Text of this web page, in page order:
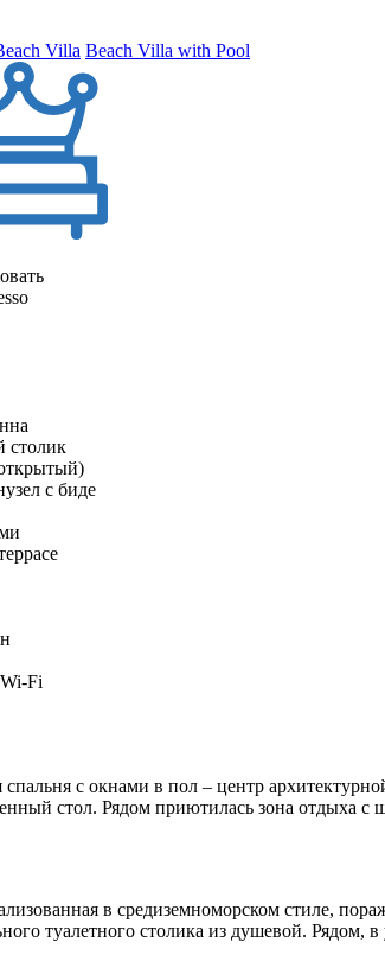
Villa Beach Villa with Pool
столик
с биде
Fi
спальня с окнами в пол – центр
стол. Рядом приютилась зона отдыха
в средиземноморском стиле,
туалетного столика из душевой.